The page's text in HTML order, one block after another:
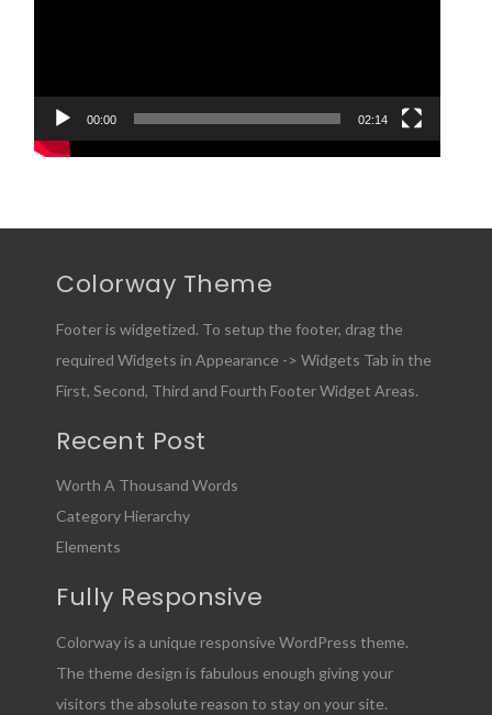
00:00 02:14
Colorway Theme
Footer is widgetized. To setup the footer, drag the
required Widgets in Appearance -> Widgets Tab in the
First, Second, Third and Fourth Footer Widget Areas.
Recent Post
Worth A Thousand Words
Category Hierarchy
Elements
Fully Responsive
Colorway is a unique responsive WordPress theme.
The theme design is fabulous enough giving your
visitors the absolute reason to stay on your site.